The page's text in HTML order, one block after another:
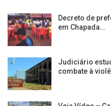
Decreto de
em Chapada…
Judiciário
combate à